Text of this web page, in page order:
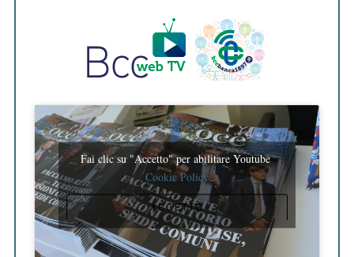
Fai clic su "Accetto" per abilitare Youtube
Cookie Policy
ACCETTO